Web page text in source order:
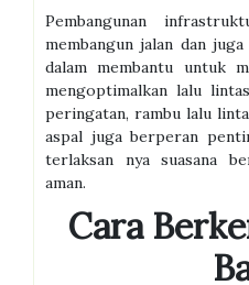
Pembangunan
membangun jalan dan
dalam membantu untuk
mengoptimalkan lalu
peringatan, rambu lalu
aspal juga berperan
terlaksan nya suasana
aman.
Cara